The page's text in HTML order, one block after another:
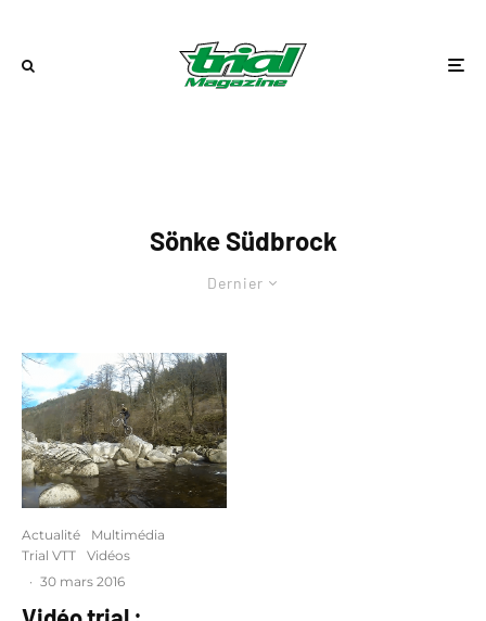
Sönke Südbrock
Dernier
Actualité
Multimédia
Trial VTT
Vidéos
· 30 mars 2016